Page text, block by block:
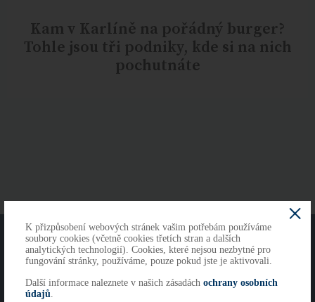
Kam v Karlíně na pořádný burger?
Tohle jsou tři podniky, kde si na nich
pochutnáte
O NÁS KONTAKTY
Copyright 2026
K přizpůsobení webových stránek vašim potřebám používáme
soubory cookies (včetně cookies třetích stran a dalších
analytických technologií). Cookies, které nejsou nezbytné pro
fungování stránky, používáme, pouze pokud jste je aktivovali.
Další informace naleznete v našich zásadách ochrany osobních
údajů.